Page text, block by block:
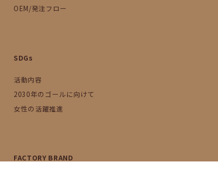
OEM/発注フロー
SDGs
活動内容
2030年のゴールに向けて
女性の活躍推進
FACTORY BRAND